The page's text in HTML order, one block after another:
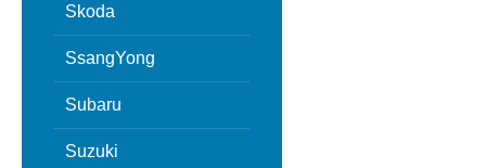
Skoda
SsangYong
Subaru
Suzuki